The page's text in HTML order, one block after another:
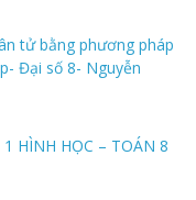
tử bằng phương pháp
Đại số 8- Nguyễn
HÌNH HỌC – TOÁN 8